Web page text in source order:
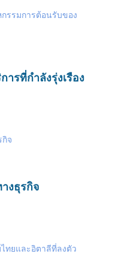
รที่กำลังรุ่งเรือง
งธุรกิจ